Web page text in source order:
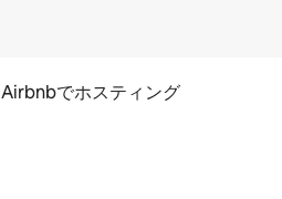
Airbnbでホスティング